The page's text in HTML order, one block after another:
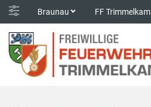
Braunau FF Trimmelkam